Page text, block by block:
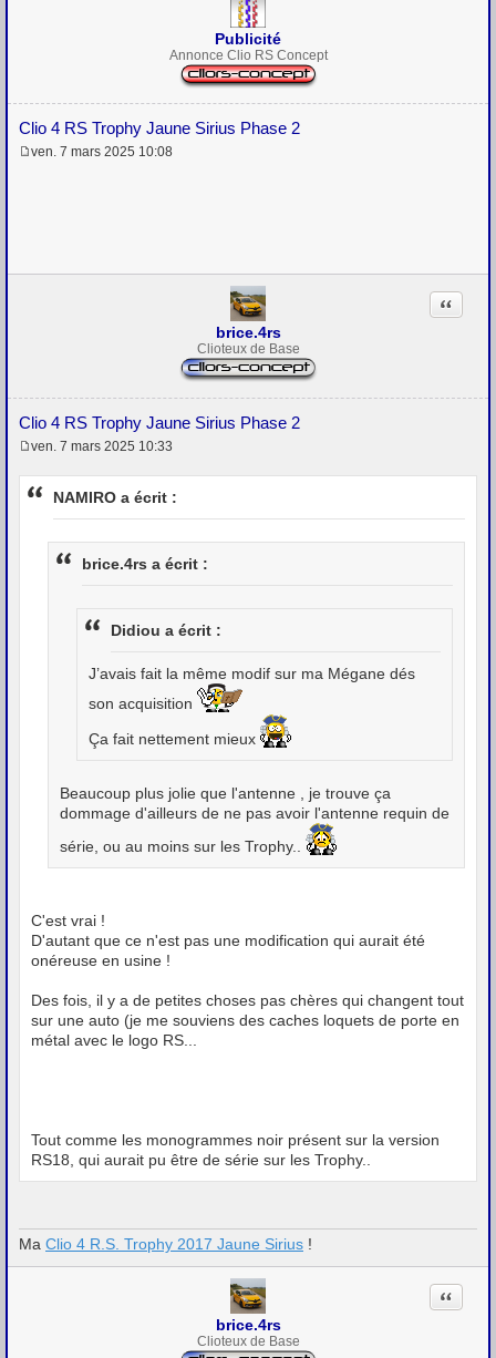
Publicité
Annonce Clio RS Concept
Clio 4 RS Trophy Jaune Sirius Phase 2
ven. 7 mars 2025 10:08
brice.4rs
Clioteux de Base
Clio 4 RS Trophy Jaune Sirius Phase 2
Citation
e
s
ven. 7 mars 2025 10:33
NAMIRO a écrit :
brice.4rs a écrit :
Didiou a écrit :
J’avais fait la même modif sur ma Mégane dés
son acquisition
Ça fait nettement mieux
Beaucoup plus jolie que l'antenne , je trouve ça
dommage d'ailleurs de ne pas avoir l'antenne requin de
série, ou au moins sur les Trophy..
C'est vrai !
D'autant que ce n'est pas une modification qui aurait été
onéreuse en usine !
Des fois, il y a de petites choses pas chères qui changent tout
sur une auto (je me souviens des caches loquets de porte en
métal avec le logo RS...
Tout comme les monogrammes noir présent sur la version
RS18, qui aurait pu être de série sur les Trophy..
Ma Clio 4 R.S. Trophy 2017 Jaune Sirius !
brice.4rs
Clioteux de Base
Citation